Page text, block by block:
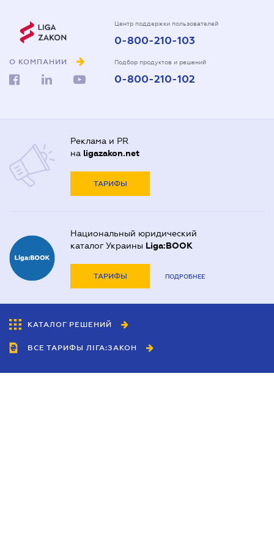
О КОМПАНИИ
Центр поддержки пользователей
0-800-210-103
Подбор продуктов и решений
0-800-210-102
Реклама и PR
на ligazakon.net
ТАРИФЫ
Национальный юридический
каталог Украины Liga:BOOK
ТАРИФЫ ПОДРОБНЕЕ
КАТАЛОГ РЕШЕНИЙ
ВСЕ ТАРИФЫ ЛІГА:ЗАКОН